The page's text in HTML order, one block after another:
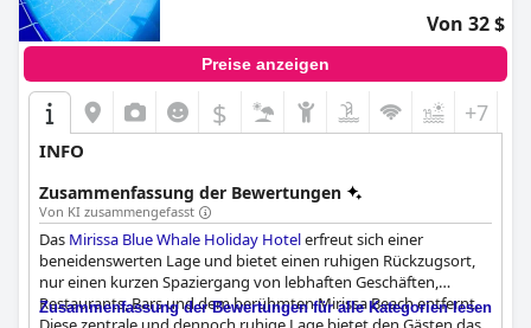
Von 32 $
Preise anzeigen
$ +7
INFO
Zusammenfassung der Bewertungen
Von KI zusammengefasst
Das Mirissa Blue Whale Holiday Hotelerfreut sich einer
beneidenswerten Lage und bietet einen ruhigen Rückzugsort,
nur einen kurzen Spaziergang von lebhaften Geschäften,
Restaurants, Bars und dem berühmten Mirissa Beach entfernt.
Zusammenfassung der Bewertungen für alle Kategorien lesen